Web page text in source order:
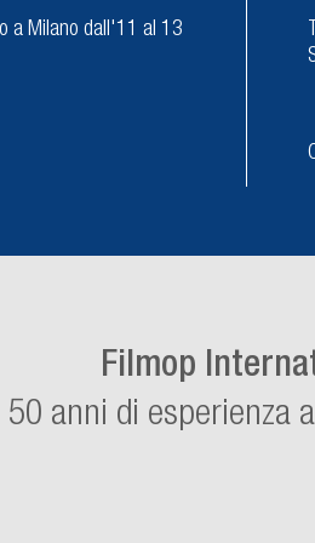
a Milano dall'11 al 13
Filmop
50 anni di esperienza